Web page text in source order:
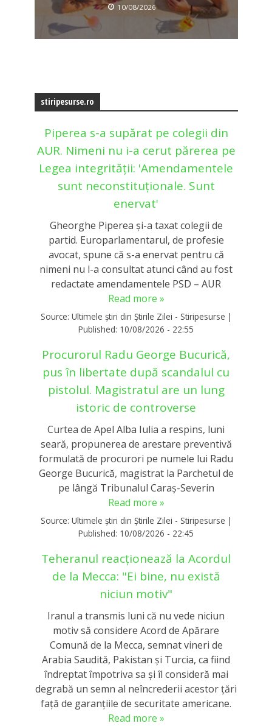
10/08/2026
stiripesurse.ro
Piperea s-a supărat pe colegii din
AUR. Nimeni nu i-a cerut părerea pe
Legea integrității: 'Amendamentele
sunt neconstituționale. Sunt
enervat'
Gheorghe Piperea și-a taxat colegii de
partid. Europarlamentarul, de profesie
avocat, spune că s-a enervat pentru că
nimeni nu l-a consultat atunci când au fost
redactate amendamentele PSD – AUR
Read more »
Source: Ultimele știri din Știrile Zilei - Stiripesurse |
Published: 10/08/2026 - 22:55
Procurorul Radu George Bucurică,
pus în libertate după scandalul cu
pistolul. Magistratul are un lung
istoric de controverse
Curtea de Apel Alba Iulia a respins, luni
seară, propunerea de arestare preventivă
formulată de procurori pe numele lui Radu
George Bucurică, magistrat la Parchetul de
pe lângă Tribunalul Caraș-Severin
Read more »
Source: Ultimele știri din Știrile Zilei - Stiripesurse |
Published: 10/08/2026 - 22:45
Teheranul reacţionează la Acordul
de la Mecca: "Ei bine, nu există
niciun motiv"
Iranul a transmis luni că nu vede niciun
motiv să considere Acord de Apărare
Comună de la Mecca, semnat vineri de
Arabia Saudită, Pakistan şi Turcia, ca fiind
îndreptat împotriva sa şi îl consideră mai
degrabă un semn al neîncrederii acestor ţări
faţă de garanţiile de securitate americane.
Read more »